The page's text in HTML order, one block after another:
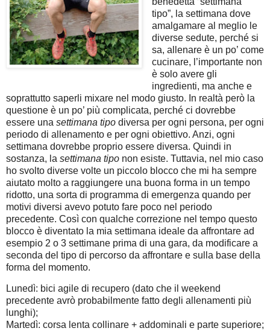
tipo”, la settimana dove
amalgamare al meglio le
diverse sedute, perché si
sa, allenare è un po’ come
cucinare, l’importante non
è solo avere gli
ingredienti, ma anche e
soprattutto saperli mixare nel modo giusto. In realtà però la
questione è un po’ più complicata, perché ci dovrebbe
essere una settimana tipo diversa per ogni persona, per ogni
periodo di allenamento e per ogni obiettivo. Anzi, ogni
settimana dovrebbe proprio essere diversa. Quindi in
sostanza, la settimana tipo non esiste. Tuttavia, nel mio caso
ho svolto diverse volte un piccolo blocco che mi ha sempre
aiutato molto a raggiungere una buona forma in un tempo
ridotto, una sorta di programma di emergenza quando per
motivi diversi avevo potuto fare poco nel periodo
precedente. Così con qualche correzione nel tempo questo
blocco è diventato la mia settimana ideale da affrontare ad
esempio 2 o 3 settimane prima di una gara, da modificare a
seconda del tipo di percorso da affrontare e sulla base della
forma del momento.
Lunedì: bici agile di recupero (dato che il weekend
precedente avrò probabilmente fatto degli allenamenti più
lunghi);
Martedì: corsa lenta collinare + addominali e parte superiore;